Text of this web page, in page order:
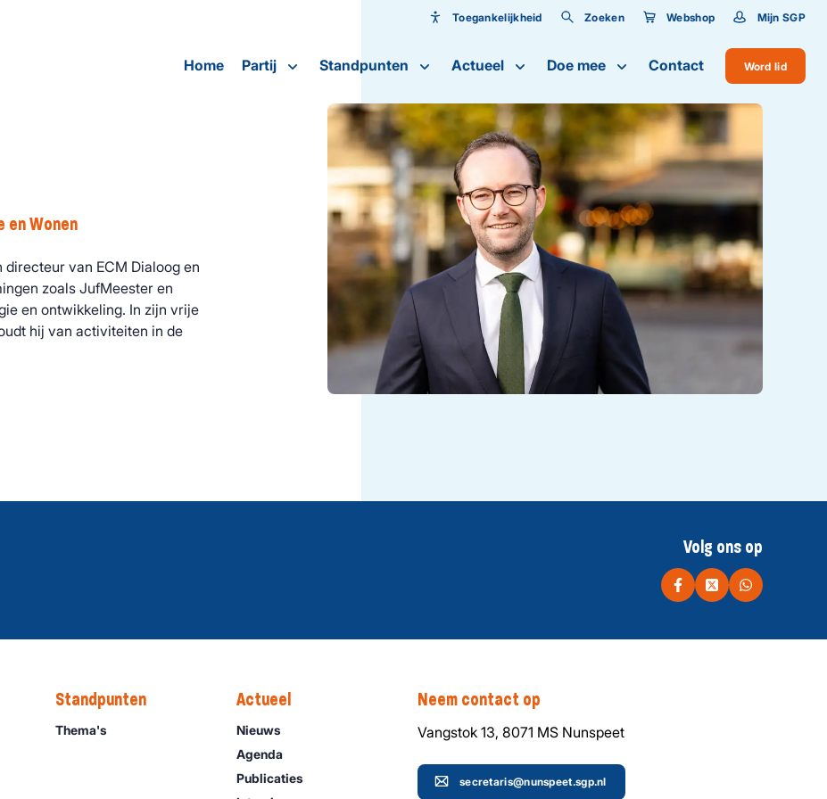
Toegankelijkheid
Lettergrootte
Zoeken Webshop Mijn SGP
Word lid
Home Partij Standpunten Actueel Doe mee Contact
en Wonen
van ECM Dialoog en
zoals JufMeester en
en ontwikkeling. In zijn vrije
hij van activiteiten in de
Volg ons op
Standpunten
Thema's
Actueel
Nieuws
Agenda
Publicaties
Neem contact op
Vangstok 13, 8071 MS Nunspeet
secretaris@nunspeet.sgp.nl